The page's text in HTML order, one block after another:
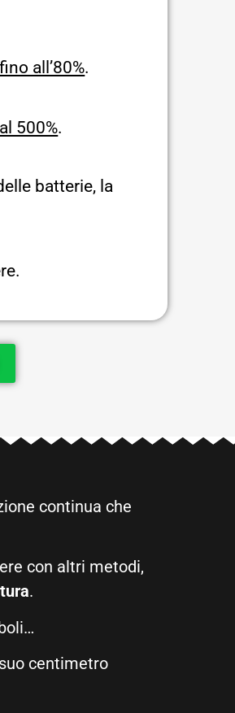
all’80%.
500%.
batterie, la
continua che
con altri metodi,
.
centimetro